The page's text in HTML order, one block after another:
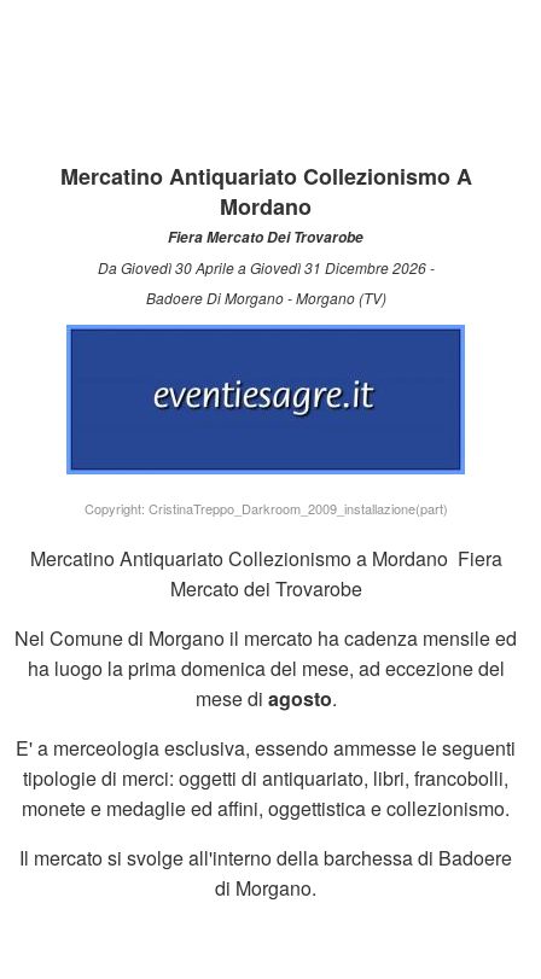
Mercatino Antiquariato Collezionismo A
Mordano
Fiera Mercato Dei Trovarobe
Da Giovedì 30 Aprile a Giovedì 31 Dicembre 2026 -
Badoere Di Morgano - Morgano (TV)
Copyright: CristinaTreppo_Darkroom_2009_installazione(part)
Mercatino Antiquariato Collezionismo a Mordano Fiera
Mercato dei Trovarobe
Nel Comune di Morgano il mercato ha cadenza mensile ed
ha luogo la prima domenica del mese, ad eccezione del
mese di agosto.
E' a merceologia esclusiva, essendo ammesse le seguenti
tipologie di merci: oggetti di antiquariato, libri, francobolli,
monete e medaglie ed affini, oggettistica e collezionismo.
Il mercato si svolge all'interno della barchessa di Badoere
di Morgano.